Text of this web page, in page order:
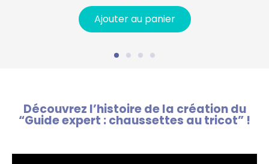
Ajouter au panier
Découvrez l’histoire de la création du
“Guide expert : chaussettes au tricot” !